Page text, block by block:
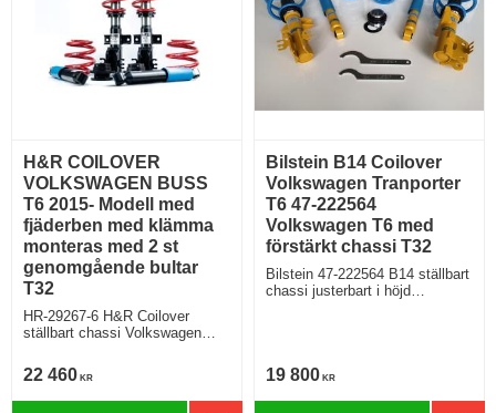
H&R COILOVER
VOLKSWAGEN BUSS
T6 2015- Modell med
fjäderben med klämma
monteras med 2 st
genomgående bultar
T32
HR-29267-6 H&R Coilover
ställbart chassi Volkswagen
Multivan,Transporter/California/
LKW Typ 7HC, 7HMA, 7J0 2WD
4WD
22 460 KR
Bilstein B14 Coilover
Volkswagen Tranporter
T6 47-222564
Volkswagen T6 med
förstärkt chassi T32
Bilstein 47-222564 B14 ställbart
chassi justerbart i höjd
19 800 KR